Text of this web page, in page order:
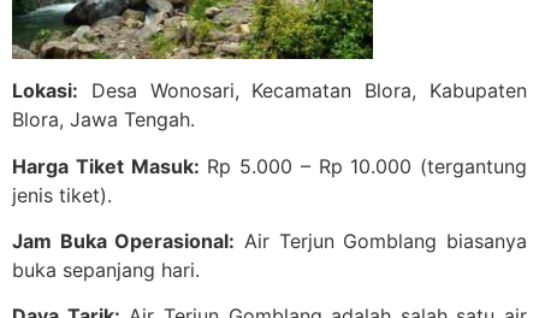
Lokasi: Desa Wonosari, Kecamatan Blora, Kabupaten
Blora, Jawa Tengah.
Harga Tiket Masuk: Rp 5.000 – Rp 10.000 (tergantung
jenis tiket).
Jam Buka Operasional: Air Terjun Gomblang biasanya
buka sepanjang hari.